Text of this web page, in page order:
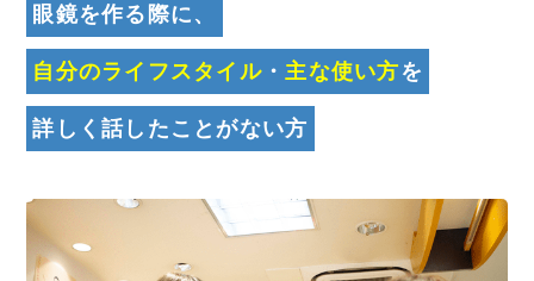
眼鏡を作る際に、
自分のライフスタイル ・ 主な使い方 を
詳しく話したことがない方